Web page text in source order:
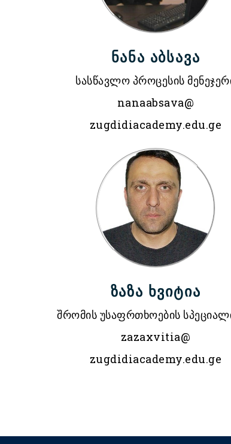
ნანა აბსავა
სასწავლო პროცესის
nanaabsava@
zugdidiacademy.edu.ge
ზაზა ხვიტია
შრომის უსაფრთხოების
zazaxvitia@
zugdidiacademy.edu.ge